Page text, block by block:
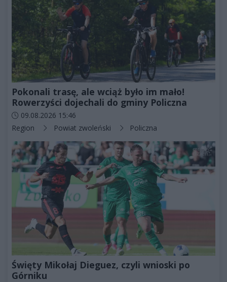
Pokonali trasę, ale wciąż było im mało!
Rowerzyści dojechali do gminy Policzna
Data dodania artykułu:
09.08.2026 15:46
Kategorie artykułu:
Region Powiat zwoleński Policzna
Święty Mikołaj Dieguez, czyli wnioski po
Górniku